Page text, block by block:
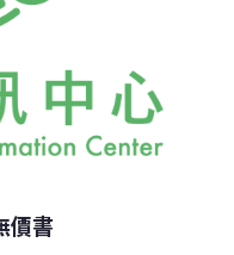
的能源如火力、風
了一個開關打開使用
所以，設計的時候第
西南方可有較多的日
線以南
價書